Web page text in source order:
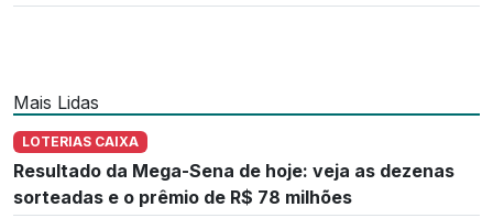
Mais Lidas
LOTERIAS CAIXA
Resultado da Mega-Sena de hoje: veja as dezenas
sorteadas e o prêmio de R$ 78 milhões